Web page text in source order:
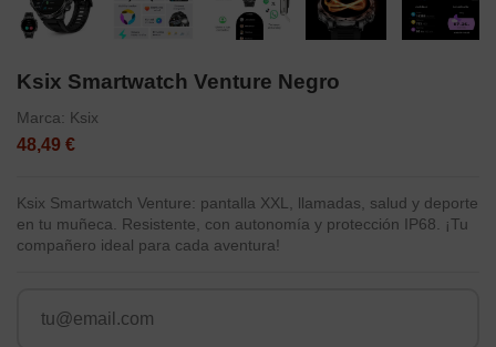
Ksix Smartwatch Venture Negro
Marca: Ksix
48,49 €
Ksix Smartwatch Venture: pantalla XXL, llamadas, salud y deporte
en tu muñeca. Resistente, con autonomía y protección IP68. ¡Tu
compañero ideal para cada aventura!